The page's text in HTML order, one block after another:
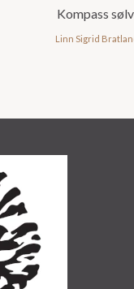
Kompass
Linn Sigrid